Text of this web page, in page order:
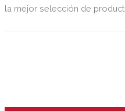
la mejor selección de